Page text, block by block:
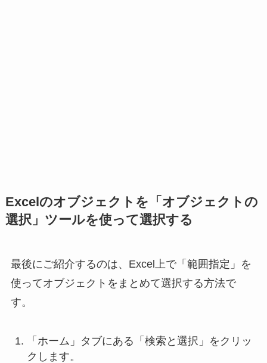
Excelのオブジェクトを「オブジェクトの
選択」ツールを使って選択する
最後にご紹介するのは、Excel上で「範囲指定」を
使ってオブジェクトをまとめて選択する方法で
す。
「ホーム」タブにある「検索と選択」をクリッ
クします。